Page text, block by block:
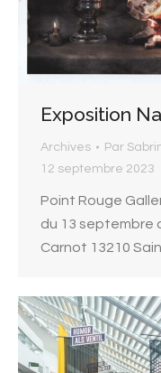
Exposition
Archives Par
12 septembre 2023
Point Rouge
du 13 septembre
Carnot 13210